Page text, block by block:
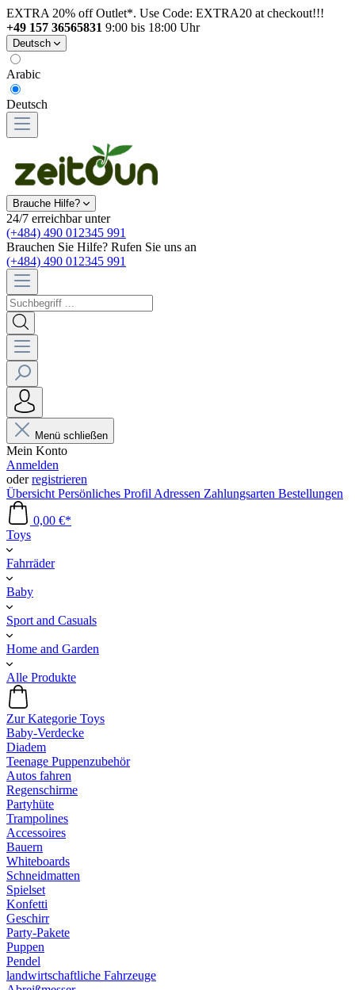
EXTRA 20% off Outlet*. Use Code: EXTRA20 at checkout!!!
+49 157 36565831 9:00 bis 18:00 Uhr
Deutsch
Arabic
Deutsch
Brauche Hilfe?
24/7 erreichbar unter
(+484) 490 012345 991
Brauchen Sie Hilfe? Rufen Sie uns an
(+484) 490 012345 991
Menü schließen
Mein Konto
Anmelden
oderregistrieren
Übersicht Persönliches Profil Adressen Zahlungsarten Bestellungen
0,00 €*
Toys
Fahrräder
Baby
Sport and Casuals
Home and Garden
Alle Produkte
Zur Kategorie Toys
Baby-Verdecke
Diadem
Teenage Puppenzubehör
Autos fahren
Regenschirme
Partyhüte
Trampolines
Accessoires
Bauern
Whiteboards
Schneidmatten
Spielset
Konfetti
Geschirr
Party-Pakete
Puppen
Pendel
landwirtschaftliche Fahrzeuge